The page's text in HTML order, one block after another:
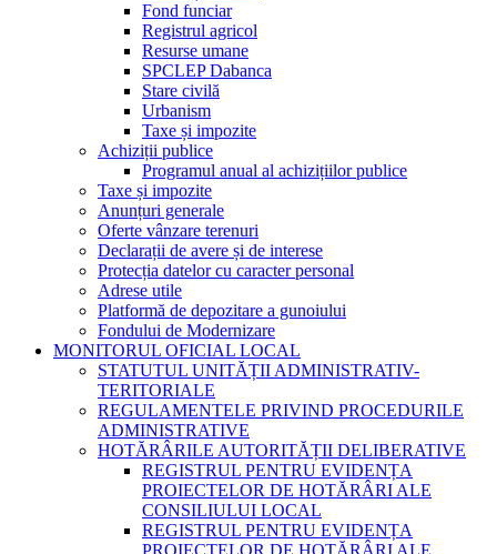
Fond funciar
Registrul agricol
Resurse umane
SPCLEP Dabanca
Stare civilă
Urbanism
Taxe și impozite
Achiziții publice
Programul anual al achizițiilor publice
Taxe și impozite
Anunțuri generale
Oferte vânzare terenuri
Declarații de avere și de interese
Protecția datelor cu caracter personal
Adrese utile
Platformă de depozitare a gunoiului
Fondului de Modernizare
MONITORUL OFICIAL LOCAL
STATUTUL UNITĂȚII ADMINISTRATIV-
TERITORIALE
REGULAMENTELE PRIVIND PROCEDURILE
ADMINISTRATIVE
HOTĂRÂRILE AUTORITĂȚII DELIBERATIVE
REGISTRUL PENTRU EVIDENȚA
PROIECTELOR DE HOTĂRÂRI ALE
CONSILIULUI LOCAL
REGISTRUL PENTRU EVIDENȚA
PROIECTELOR DE HOTĂRÂRI ALE